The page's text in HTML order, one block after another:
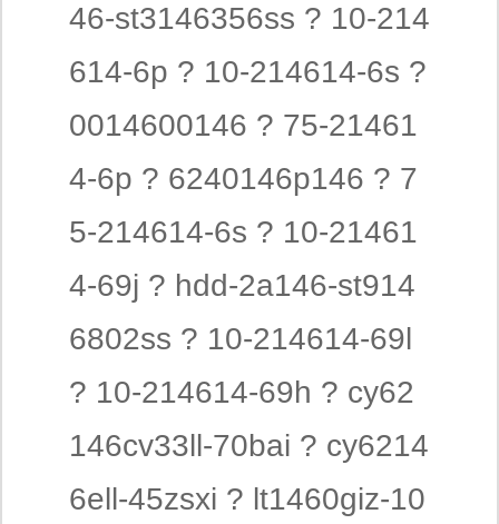
46-st3146356ss ? 10-214
614-6p ? 10-214614-6s ?
0014600146 ? 75-21461
4-6p ? 6240146p146 ? 7
5-214614-6s ? 10-21461
4-69j ? hdd-2a146-st914
6802ss ? 10-214614-69l
? 10-214614-69h ? cy62
146cv33ll-70bai ? cy6214
6ell-45zsxi ? lt1460giz-10